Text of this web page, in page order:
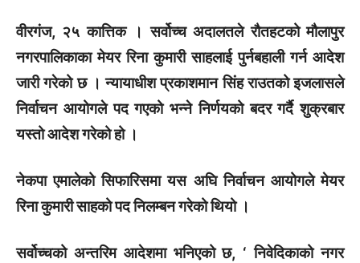
वीरगंज, २५ कात्तिक । सर्वोच्च अदालतले रौतहटको मौलापुर
नगरपालिकाका मेयर रिना कुमारी साहलाई पुर्नबहाली गर्न आदेश
जारी गरेको छ । न्यायाधीश प्रकाशमान सिंह राउतको इजलासले
निर्वाचन आयोगले पद गएको भन्ने निर्णयको बदर गर्दै शुक्रबार
यस्तो आदेश गरेको हो ।
नेकपा एमालेको सिफारिसमा यस अघि निर्वाचन आयोगले मेयर
रिना कुमारी साहको पद निलम्बन गरेको थियो ।
सर्वोच्चको अन्तरिम आदेशमा भनिएको छ, ‘ निवेदिकाको नगर